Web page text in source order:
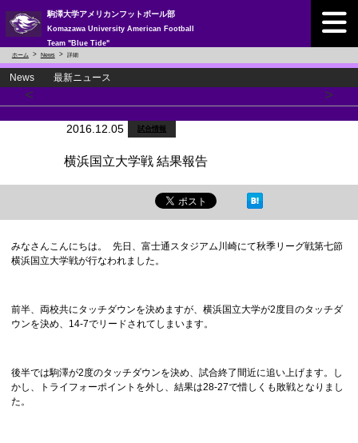
駒澤大学アメリカンフットボール部
Komazawa University American Football
Team "Blue Tide"
ホーム News 詳細
News 最新ニュース
< >
2016.12.05 試合情報
横浜国立大学戦 結果報告
みなさんこんにちは。 先日、富士通スタジアム川崎にて秋季リーグ戦第七節
横浜国立大学戦が行なわれました。
前半、両校共にタッチダウンを決めますが、横浜国立大学が2度目のタッチダ
ウンを決め、14-7でリードされてしまいます。
後半では駒澤が2度のタッチダウンを決め、試合終了間近に追い上げます。し
かし、トライフォーポイントを外し、結果は28-27で惜しくも敗戦となりまし
た。